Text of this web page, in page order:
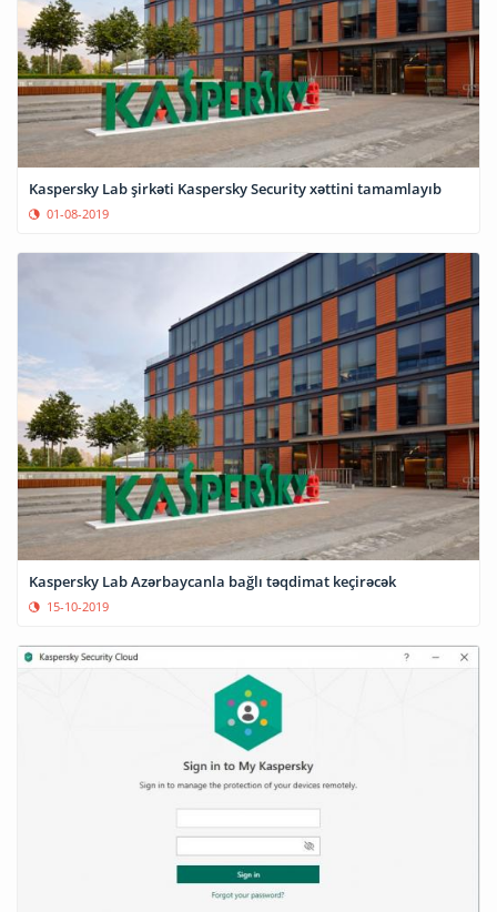
Kaspersky Lab şirkəti Kaspersky Security xəttini tamamlayıb
01-08-2019
Kaspersky Lab Azərbaycanla bağlı təqdimat keçirəcək
15-10-2019